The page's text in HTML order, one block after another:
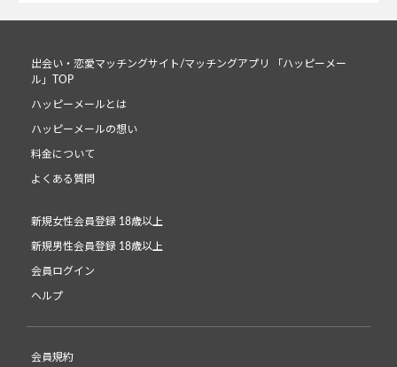
出会い・恋愛マッチングサイト/マッチングアプリ 「ハッピーメー
ル」TOP
ハッピーメールとは
ハッピーメールの想い
料金について
よくある質問
新規女性会員登録 18歳以上
新規男性会員登録 18歳以上
会員ログイン
ヘルプ
会員規約